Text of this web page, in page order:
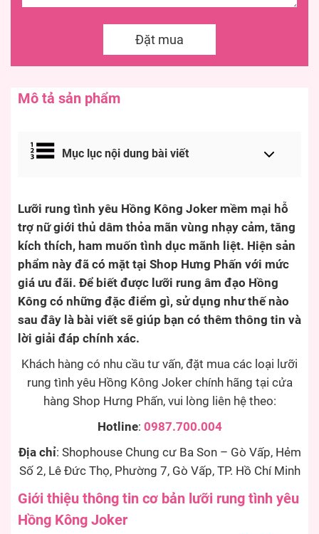
Đặt mua
Mô tả sản phẩm
Mục lục nội dung bài viết
Lưỡi rung tình yêu Hồng Kông Joker mềm mại hỗ
trợ nữ giới thủ dâm thỏa mãn vùng nhạy cảm, tăng
kích thích, ham muốn tình dục mãnh liệt. Hiện sản
phẩm này đã có mặt tại Shop Hưng Phấn với mức
giá ưu đãi. Để biết được lưỡi rung âm đạo Hồng
Kông có những đặc điểm gì, sử dụng như thế nào
sau đây là bài viết sẽ giúp bạn có thêm thông tin và
lời giải đáp chính xác.
Khách hàng có nhu cầu tư vấn, đặt mua các loại lưỡi
rung tình yêu Hồng Kông Joker chính hãng tại cửa
hàng Shop Hưng Phấn, vui lòng liên hệ theo:
Hotline: 0987.700.004
Địa chỉ: Shophouse Chung cư Ba Son – Gò Vấp, Hẻm
Số 2, Lê Đức Thọ, Phường 7, Gò Vấp, TP. Hồ Chí Minh
Giới thiệu thông tin cơ bản lưỡi rung tình yêu
Hồng Kông Joker